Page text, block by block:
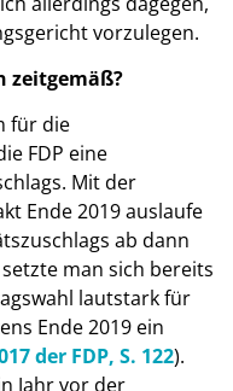
vorzulegen.
zeitgemäß?
für die
FDP eine
Mit der
Ende 2019 auslaufe
ab dann
man sich bereits
lautstark für
Ende 2019 ein
der FDP, S. 122).
Jahr vor der